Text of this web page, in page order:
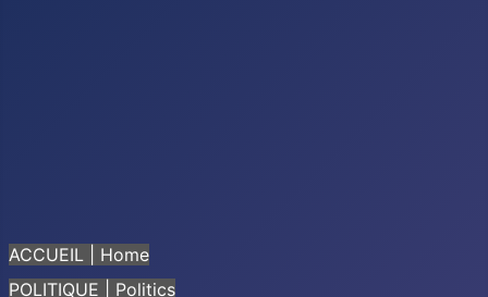
ACCUEIL | Home
POLITIQUE | Politics